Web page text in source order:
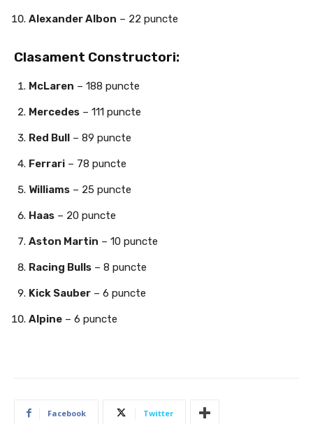
Alexander Albon – 22 puncte
Clasament Constructori:
McLaren – 188 puncte
Mercedes – 111 puncte
Red Bull – 89 puncte
Ferrari – 78 puncte
Williams – 25 puncte
Haas – 20 puncte
Aston Martin – 10 puncte
Racing Bulls – 8 puncte
Kick Sauber – 6 puncte
Alpine – 6 puncte
Facebook Twitter